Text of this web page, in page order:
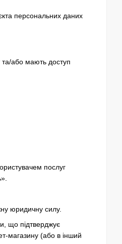
персональних даних
та/або мають доступ
послуг
юридичну силу.
що підтверджує
магазину (або в інший